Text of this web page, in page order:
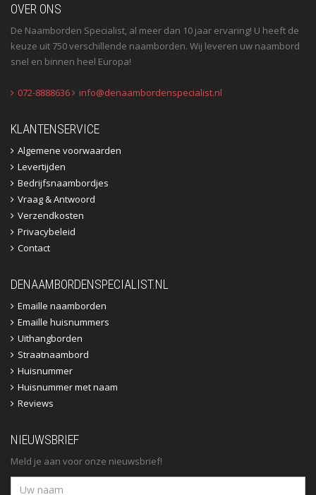
OVER ONS
De Naamborden Specialist, al meer dan 10 jaar ervaring! U heeft de
keuze uit 750 verschillende naamborden. Wij leveren uw naambord
snel en binnen heel Europa!
072-8888636 info@denaambordenspecialist.nl
KLANTENSERVICE
Algemene voorwaarden
Levertijden
Bedrijfsnaambordjes
Vraag & Antwoord
Verzendkosten
Privacybeleid
Contact
DENAAMBORDENSPECIALIST.NL
Emaille naamborden
Emaille huisnummers
Uithangborden
Straatnaambord
Huisnummer
Huisnummer met naam
Reviews
NIEUWSBRIEF
Meld je aan voor onze nieuwsbrief!